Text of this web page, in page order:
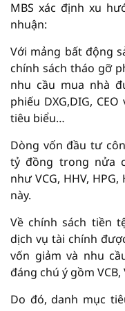
MBS xác định xu
nhuận:
Với mảng bất động
chính sách tháo gỡ
nhu cầu mua nhà
phiếu DXG,DIG,
tiêu biểu…
Dòng vốn đầu tư
tỷ đồng trong nửa
như VCG, HHV,
này.
Về chính sách tiền
dịch vụ tài chính
vốn giảm và nhu
đáng chú ý gồm VCB,
Do đó, danh mục